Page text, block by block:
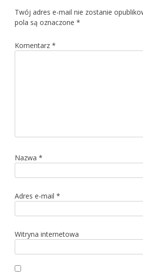
Twój adres e-mail nie zostanie
pola są oznaczone *
Komentarz *
Nazwa *
Adres e-mail *
Witryna internetowa